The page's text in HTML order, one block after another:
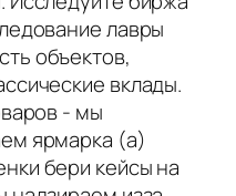
лавры
объектов,
вклады.
- мы
ярмарка (а)
бери кейсы на